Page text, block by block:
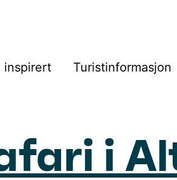
inspirert Turistinformasjon
i